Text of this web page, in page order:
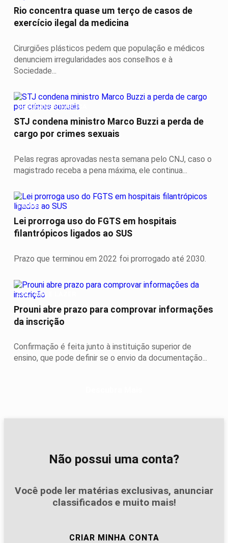
Rio concentra quase um terço de casos de
exercício ilegal da medicina
Cirurgiões plásticos pedem que população e médicos
denunciem irregularidades aos conselhos e à
Sociedade...
SEGURANÇA PÚBLICA
STJ condena ministro Marco Buzzi a perda de
cargo por crimes sexuais
Pelas regras aprovadas nesta semana pelo CNJ, caso o
magistrado receba a pena máxima, ele continua...
SAÚDE
Lei prorroga uso do FGTS em hospitais
filantrópicos ligados ao SUS
Prazo que terminou em 2022 foi prorrogado até 2030.
CULTURA E LAZER
Prouni abre prazo para comprovar informações
da inscrição
Confirmação é feita junto à instituição superior de
ensino, que pode definir se o envio da documentação...
Não possui uma conta?
Você pode ler matérias exclusivas, anunciar
classificados e muito mais!
CRIAR MINHA CONTA